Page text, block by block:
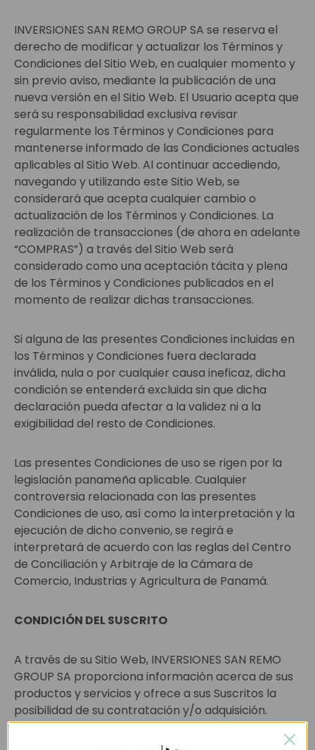
INVERSIONES SAN REMO GROUP SA se reserva el
derecho de modificar y actualizar los Términos y
Condiciones del Sitio Web, en cualquier momento y
sin previo aviso, mediante la publicación de una
nueva versión en el Sitio Web. El Usuario acepta que
será su responsabilidad exclusiva revisar
regularmente los Términos y Condiciones para
mantenerse informado de las Condiciones actuales
aplicables al Sitio Web. Al continuar accediendo,
navegando y utilizando este Sitio Web, se
considerará que acepta cualquier cambio o
actualización de los Términos y Condiciones. La
realización de transacciones (de ahora en adelante
“COMPRAS”) a través del Sitio Web será
considerado como una aceptación tácita y plena
de los Términos y Condiciones publicados en el
momento de realizar dichas transacciones.
Si alguna de las presentes Condiciones incluidas en
los Términos y Condiciones fuera declarada
inválida, nula o por cualquier causa ineficaz, dicha
condición se entenderá excluida sin que dicha
declaración pueda afectar a la validez ni a la
exigibilidad del resto de Condiciones.
Las presentes Condiciones de uso se rigen por la
legislación panameña aplicable. Cualquier
controversia relacionada con las presentes
Condiciones de uso, así como la interpretación y la
ejecución de dicho convenio, se regirá e
interpretará de acuerdo con las reglas del Centro
de Conciliación y Arbitraje de la Cámara de
Comercio, Industrias y Agricultura de Panamá.
CONDICIÓN DEL SUSCRITO
A través de su Sitio Web, INVERSIONES SAN REMO
GROUP SA proporciona información acerca de sus
productos y servicios y ofrece a sus Suscritos la
posibilidad de su contratación y/o adquisición.
Debido al contenido y la finalidad del Sitio Web, las
personas que quieran beneficiarse de estos